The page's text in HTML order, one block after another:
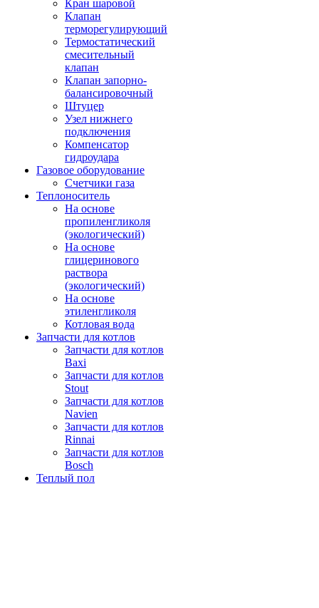
Кран шаровой
Клапан
терморегулирующий
Термостатический
смесительный
клапан
Клапан запорно-
балансировочный
Штуцер
Узел нижнего
подключения
Компенсатор
гидроудара
Газовое оборудование
Счетчики газа
Теплоноситель
На основе
пропиленгликоля
(экологический)
На основе
глицеринового
раствора
(экологический)
На основе
этиленгликоля
Котловая вода
Запчасти для котлов
Запчасти для котлов
Baxi
Запчасти для котлов
Stout
Запчасти для котлов
Navien
Запчасти для котлов
Rinnai
Запчасти для котлов
Bosch
Теплый пол